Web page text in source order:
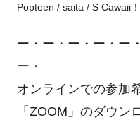
Popteen​ / saita / S Cawaii！
ー・ー・ー・ー・ー
ー・
オンラインでの参加
「ZOOM」のダウン